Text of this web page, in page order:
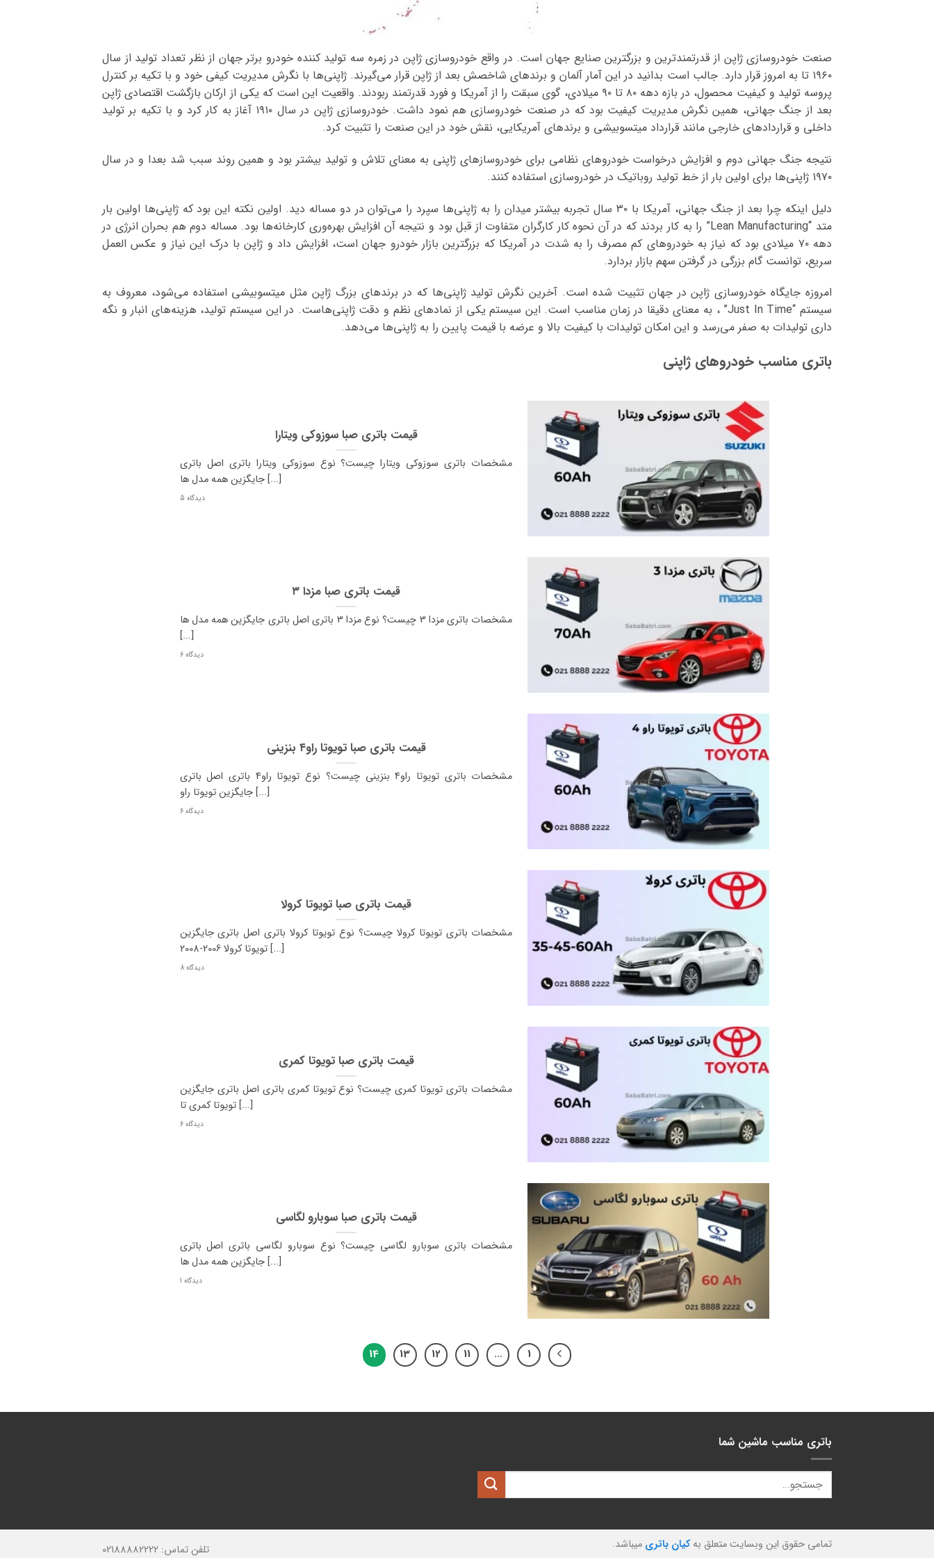
صنعت خودروسازی ژاپن از قدرتمندترین و بزرگترین صنایع جهان است. در واقع خودروسازی ژاپن در زمره سه تولید کننده خودرو برتر جهان از نظر تعداد تولید از سال
۱۹۶۰ تا به امروز قرار دارد. جالب است بدانید در این آمار آلمان و برندهای شاخصش بعد از ژاپن قرار می‌گیرند. ژاپنی‌ها با نگرش مدیریت کیفی خود و با تکیه بر کنترل
پروسه تولید و کیفیت محصول، در بازه دهه ۸۰ تا ۹۰ میلادی، گوی سبقت را از آمریکا و فورد قدرتمند ربودند. واقعیت این است که یکی از ارکان بازگشت اقتصادی ژاپن
بعد از جنگ جهانی، همین نگرش مدیریت کیفیت بود که در صنعت خودروسازی هم نمود داشت. خودروسازی ژاپن در سال ۱۹۱۰ آغاز به کار کرد و با تکیه بر تولید
داخلی و قراردادهای خارجی مانند قرارداد میتسوبیشی و برند‌های آمریکایی، نقش خود در این صنعت را تثبیت کرد.
نتیجه جنگ جهانی دوم و افزایش درخواست خودروهای نظامی برای خودروسازهای ژاپنی به معنای تلاش و تولید بیشتر بود و همین روند سبب شد بعدا و در سال
۱۹۷۰ ژاپنی‌ها برای اولین بار از خط تولید روباتیک در خودروسازی استفاده کنند.
دلیل اینکه چرا بعد از جنگ جهانی، آمریکا با ۳۰ سال تجربه بیشتر میدان را به ژاپنی‌ها سپرد را می‌توان در دو مساله دید. اولین نکته این بود که ژاپنی‌ها اولین بار
متد “Lean Manufacturing” را به کار بردند که در آن نحوه‌ کار کارگران متفاوت از قبل بود و نتیجه آن افزایش بهره‌وری کارخانه‌ها بود. مساله دوم هم بحران انرژی در
دهه ۷۰ میلادی بود که نیاز به خودروهای کم مصرف را به شدت در آمریکا که بزرگترین بازار خودرو جهان است، افزایش داد و ژاپن با درک این نیاز و عکس العمل
سریع، توانست گام بزرگی در گرفتن سهم بازار بردارد.
امروزه جایگاه خودروسازی ژاپن در جهان تثبیت شده است. آخرین نگرش تولید ژاپنی‌ها که در برندهای بزرگ ژاپن مثل میتسوبیشی استفاده می‌شود، معروف به
سیستم “Just In Time” ، به معنای دقیقا در زمان مناسب است. این سیستم یکی از نمادهای نظم و دقت ژاپنی‌هاست. در این سیستم تولید، هزینه‌های انبار و نگه
داری تولیدات به صفر می‌رسد و این امکان تولیدات با کیفیت بالا و عرضه با قیمت پایین را به ژاپنی‌ها می‌دهد.
باتری مناسب خودروهای ژاپنی
قیمت باتری صبا سوزوکی ویتارا
مشخصات باتری سوزوکی ویتارا چیست؟ نوع سوزوکی ویتارا باتری اصل باتری
جایگزین همه مدل ها [...]
5 دیدگاه
قیمت باتری صبا مزدا ۳
مشخصات باتری مزدا 3 چیست؟ نوع مزدا 3 باتری اصل باتری جایگزین همه مدل ها
[...]
6 دیدگاه
قیمت باتری صبا تویوتا راو۴ بنزینی
مشخصات باتری تویوتا راو4 بنزینی چیست؟ نوع تویوتا راو4 باتری اصل باتری
جایگزین تویوتا راو [...]
6 دیدگاه
قیمت باتری صبا تویوتا کرولا
مشخصات باتری تویوتا کرولا چیست؟ نوع تویوتا کرولا باتری اصل باتری جایگزین
تویوتا کرولا 2006-2008 [...]
8 دیدگاه
قیمت باتری صبا تویوتا کمری
مشخصات باتری تویوتا کمری چیست؟ نوع تویوتا کمری باتری اصل باتری جایگزین
تویوتا کمری تا [...]
6 دیدگاه
قیمت باتری صبا سوبارو لگاسی
مشخصات باتری سوبارو لگاسی چیست؟ نوع سوبارو لگاسی باتری اصل باتری
جایگزین همه مدل ها [...]
1 دیدگاه
1
…
11
12
13
14
باتری مناسب ماشین شما
تلفن تماس: 02188882222 تمامی حقوق این وبسایت متعلق بهکیان باتری میباشد.